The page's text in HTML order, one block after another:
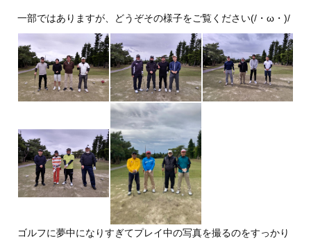
一部ではありますが、どうぞその様子をご覧ください(/・ω・)/
ゴルフに夢中になりすぎてプレイ中の写真を撮るのをすっかり